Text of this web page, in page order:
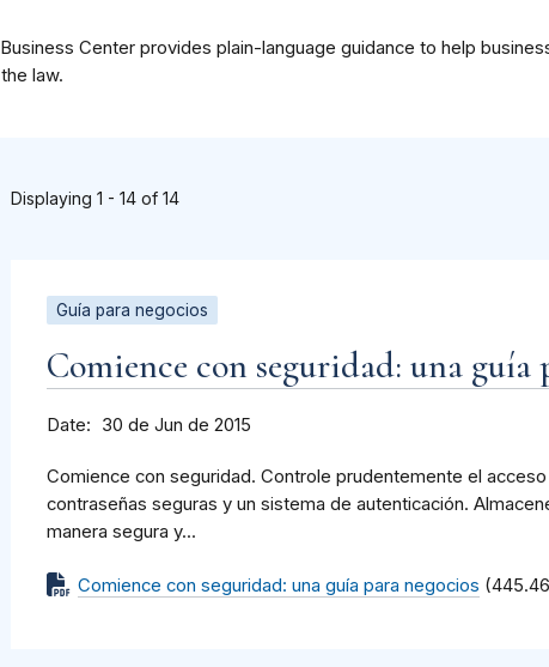
Center provides plain-language guidance to help
law.
Displaying 1 - 14 of 14
Guía para negocios
Comience con seguridad: una guía
Date 30 de Jun de 2015
Comience con seguridad. Controle prudentemente el
contraseñas seguras y un sistema de autenticación.
manera segura y...
Comience con seguridad: una guía para negocios